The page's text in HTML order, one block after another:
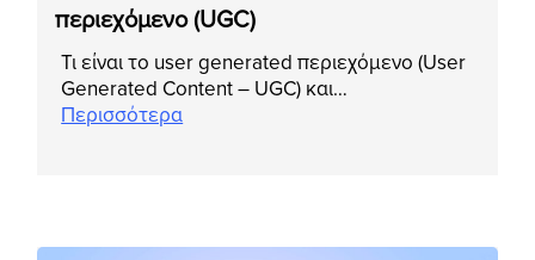
περιεχόμενο (UGC)
Τι είναι το user generated περιεχόμενο (User
Generated Content – UGC) και…
Περισσότερα